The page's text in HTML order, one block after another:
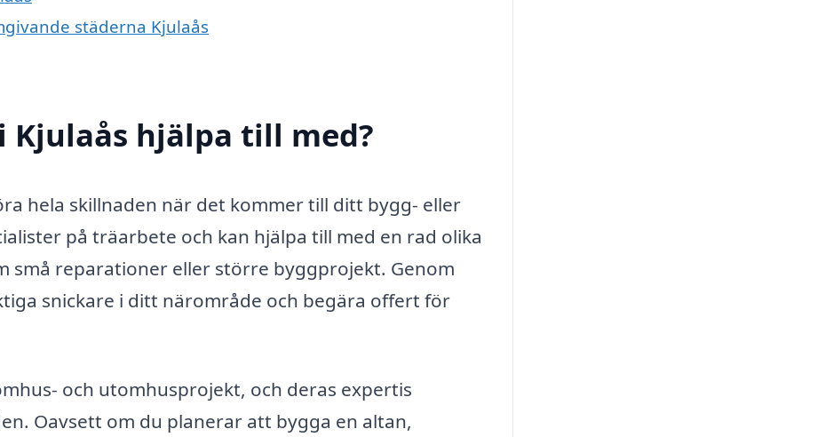
städerna Kjulaås
Kjulaås hjälpa till med?
hela skillnaden när det kommer till ditt bygg- eller
på träarbete och kan hjälpa till med en rad olika
små reparationer eller större byggprojekt. Genom
snickare i ditt närområde och begära offert för
och utomhusprojekt, och deras expertis
Oavsett om du planerar att bygga en altan,